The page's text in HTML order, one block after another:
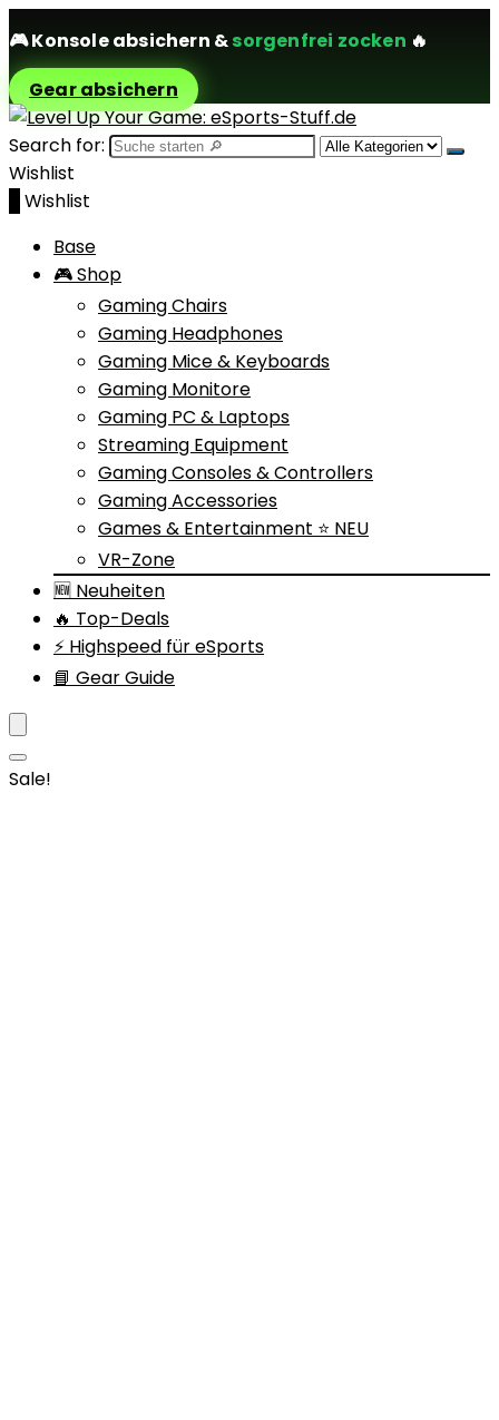
🎮Konsole absichern &sorgenfrei zocken 🔥
Gear absichern
Search for:
Wishlist
Wishlist
Base
🎮 Shop
Gaming Chairs
Gaming Headphones
Gaming Mice & Keyboards
Gaming Monitore
Gaming PC & Laptops
Streaming Equipment
Gaming Consoles & Controllers
Gaming Accessories
Games & Entertainment ⭐ NEU
VR-Zone
🆕 Neuheiten
🔥 Top-Deals
⚡ Highspeed für eSports
📘 Gear Guide
Sale!